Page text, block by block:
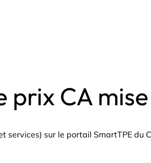
prix CA
services) sur le portail SmartTPE du